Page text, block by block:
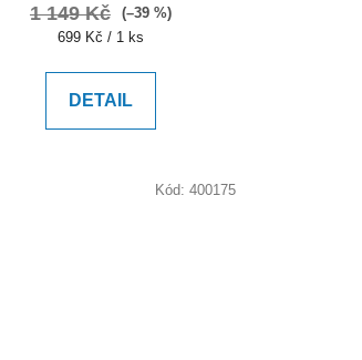
1 149 Kč
(–39 %)
Měrná
699 Kč / 1 ks
DETAIL
Kód: 400175